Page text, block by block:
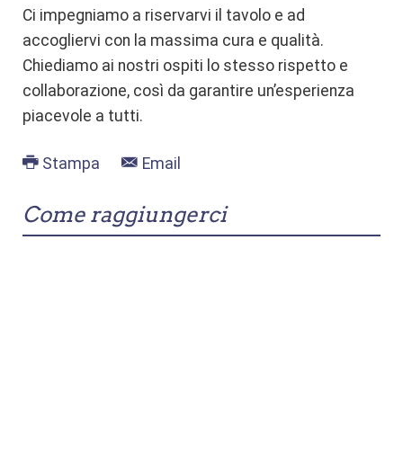
Ci impegniamo a riservarvi il tavolo e ad
accogliervi con la massima cura e qualità.
Chiediamo ai nostri ospiti lo stesso rispetto e
collaborazione, così da garantire un’esperienza
piacevole a tutti.
Stampa Email
Come raggiungerci